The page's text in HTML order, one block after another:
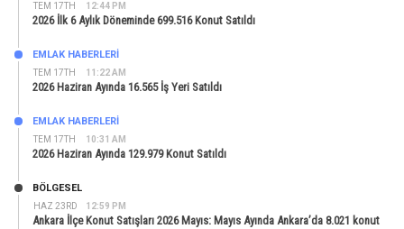
TEM 17TH 12:44 PM
2026 İlk 6 Aylık Döneminde 699.516 Konut Satıldı
TEM 17TH 11:22 AM
EMLAK HABERLERI
2026 Haziran Ayında 16.565 İş Yeri Satıldı
TEM 17TH 10:31 AM
EMLAK HABERLERI
2026 Haziran Ayında 129.979 Konut Satıldı
HAZ 23RD 12:59 PM
BÖLGESEL
Ankara İlçe Konut Satışları 2026 Mayıs: Mayıs Ayında Ankara’da 8.021 konut